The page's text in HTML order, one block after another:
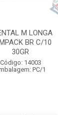
M LONGA
BR C/10
30GR
Código: 14003
PC/1